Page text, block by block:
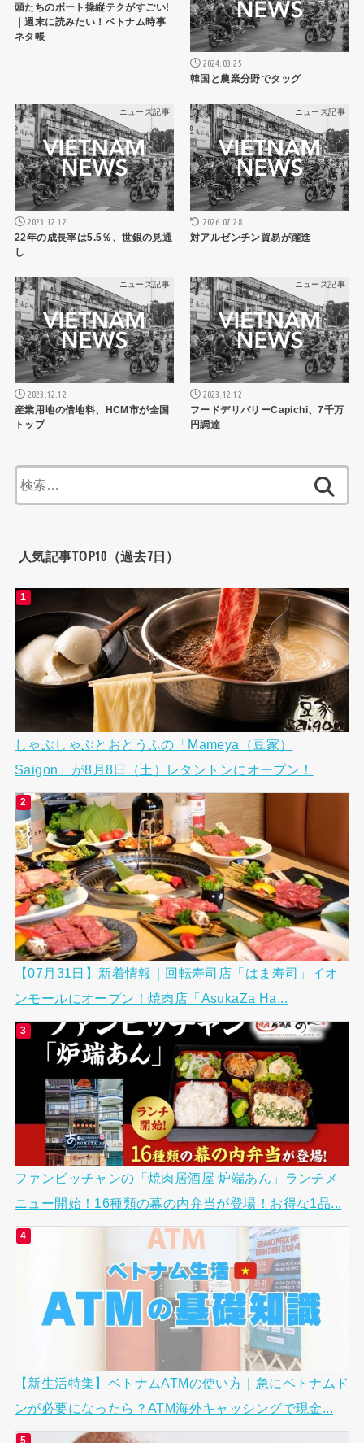
頭たちのボート操縦テクがすごい!
｜週末に読みたい！ベトナム時事
ネタ帳
2024.03.25
韓国と農業分野でタッグ
ニュース記事
2023.12.12
22年の成長率は5.5％、世銀の見通
し
ニュース記事
2026.07.28
対アルゼンチン貿易が躍進
ニュース記事
2023.12.12
産業用地の借地料、HCM市が全国
トップ
ニュース記事
2023.12.12
フードデリバリーCapichi、7千万
円調達
索:
人気記事TOP10（過去7日）
しゃぶしゃぶとおとうふの「Mameya（豆家）
Saigon」が8月8日（土）レタントンにオープン！
【07月31日】新着情報｜回転寿司店「はま寿司」イオ
ンモールにオープン！焼肉店「AsukaZa Ha...
ファンビッチャンの「焼肉居酒屋 炉端あん」ランチメ
ニュー開始！16種類の幕の内弁当が登場！お得な1品...
【新生活特集】ベトナムATMの使い方｜急にベトナムド
ンが必要になったら？ATM海外キャッシングで現金...